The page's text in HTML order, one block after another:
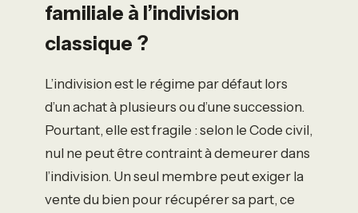
familiale à l’indivision
classique ?
L’indivision est le régime par défaut lors
d’un achat à plusieurs ou d’une succession.
Pourtant, elle est fragile : selon le Code civil,
nul ne peut être contraint à demeurer dans
l’indivision. Un seul membre peut exiger la
vente du bien pour récupérer sa part, ce